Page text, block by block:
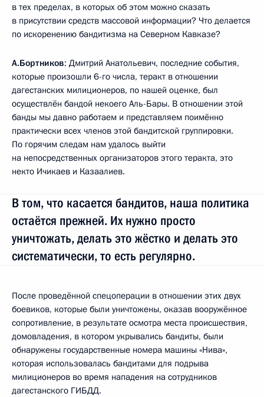
в тех пределах, в которых об этом можно сказать
в присутствии средств массовой информации? Что делается
по искоренению бандитизма на Северном Кавказе?
А.Бортников: Дмитрий Анатольевич, последние события,
которые произошли 6-го числа, теракт в отношении
дагестанских милиционеров, по нашей оценке, был
осуществлён бандой некоего Аль-Бары. В отношении этой
банды мы давно работаем и представляем поимённо
практически всех членов этой бандитской группировки.
По горячим следам нам удалось выйти
на непосредственных организаторов этого теракта, это
некто Ичикаев и Казаалиев.
В том, что касается бандитов, наша политика
остаётся прежней. Их нужно просто
уничтожать, делать это жёстко и делать это
систематически, то есть регулярно.
После проведённой спецоперации в отношении этих двух
боевиков, которые были уничтожены, оказав вооружённое
сопротивление, в результате осмотра места происшествия,
домовладения, в котором укрывались бандиты, были
обнаружены государственные номера машины «Нива»,
которая использовалась бандитами для подрыва
милиционеров во время нападения на сотрудников
дагестанского ГИБДД.